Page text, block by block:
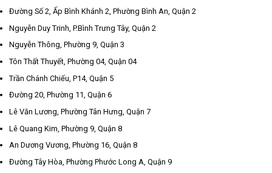
Đường Số 2, Ấp Bình Khánh 2, Phường Bình An, Quận 2
Nguyễn Duy Trinh, P.Bình Trưng Tây, Quận 2
Nguyễn Thông, Phường 9, Quận 3
Tôn Thất Thuyết, Phường 04, Quận 04
Trần Chánh Chiếu, P14, Quận 5
Đường 20, Phường 11, Quận 6
Lê Văn Lương, Phường Tân Hưng, Quận 7
Lê Quang Kim, Phường 9, Quận 8
An Dương Vương, Phường 16, Quận 8
Đường Tây Hòa, Phường Phước Long A, Quận 9